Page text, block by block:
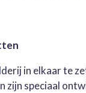
in elkaar te
zijn speciaal